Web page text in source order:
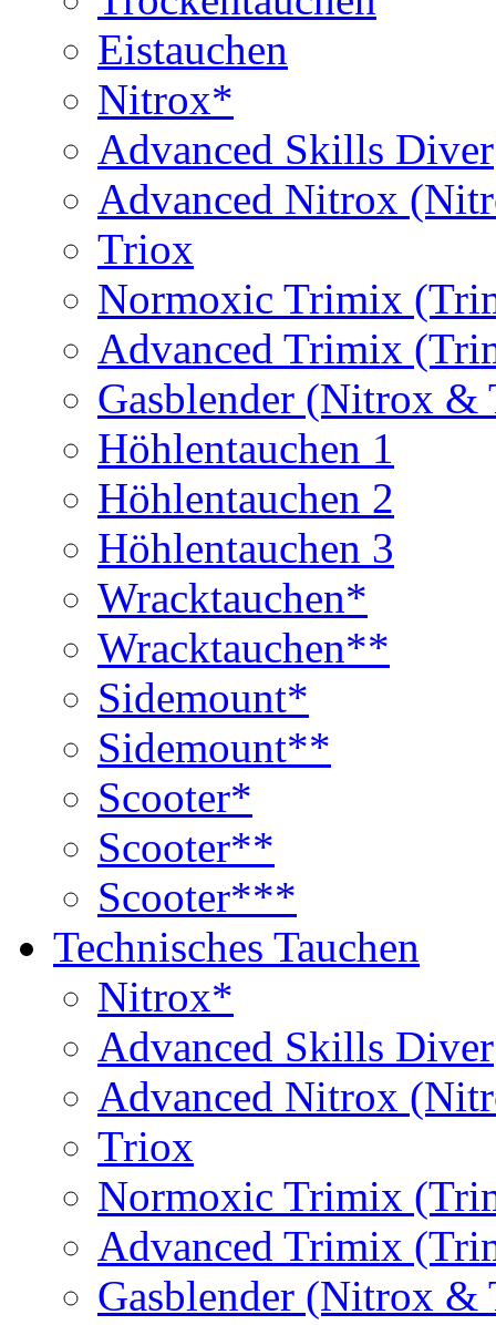
Eistauchen
Nitrox*
Advanced Skills Diver
Advanced Nitrox
Triox
Normoxic Trimix
Advanced Trimix
Gasblender (Nitrox
Höhlentauchen 1
Höhlentauchen 2
Höhlentauchen 3
Wracktauchen*
Wracktauchen**
Sidemount*
Sidemount**
Scooter*
Scooter**
Scooter***
Technisches Tauchen
Nitrox*
Advanced Skills Diver
Advanced Nitrox
Triox
Normoxic Trimix
Advanced Trimix
Gasblender (Nitrox